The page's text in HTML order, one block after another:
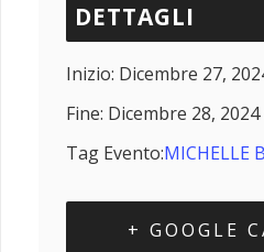
DETTAGLI
Inizio: Dicembre 27,
Fine: Dicembre 28, 2024
Tag Evento:MICHELLE
+ GOOGLE